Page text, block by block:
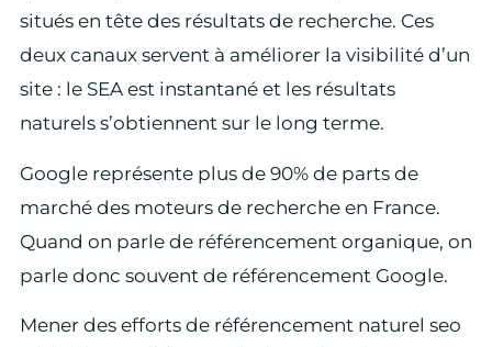
situés en tête des résultats de recherche. Ces
deux canaux servent à améliorer la visibilité d’un
site : le SEA est instantané et les résultats
naturels s’obtiennent sur le long terme.
Google représente plus de 90% de parts de
marché des moteurs de recherche en France.
Quand on parle de référencement organique, on
parle donc souvent de référencement Google.
Mener des efforts de référencement naturel seo